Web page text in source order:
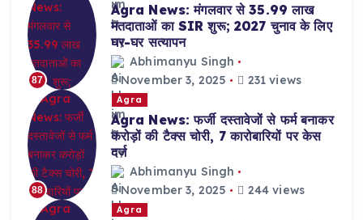
87
Agra News: मंगलवार से 35.99 लाख
मतदाताओं का SIR शुरू; 2027 चुनाव के लिए
घर-घर सत्यापन
Abhimanyu Singh
November 3, 2025
231 views
88
Agra
Agra News: फर्जी दस्तावेजों से फर्म बनाकर
करोड़ों की टैक्स चोरी, 7 कारोबारियों पर केस
दर्ज
Abhimanyu Singh
November 3, 2025
244 views
Agra